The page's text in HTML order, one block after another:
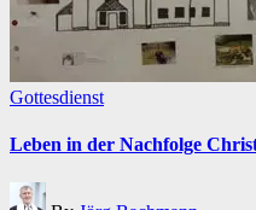
Posted
Gottesdienst
Leben in der Nachfolge
Posted